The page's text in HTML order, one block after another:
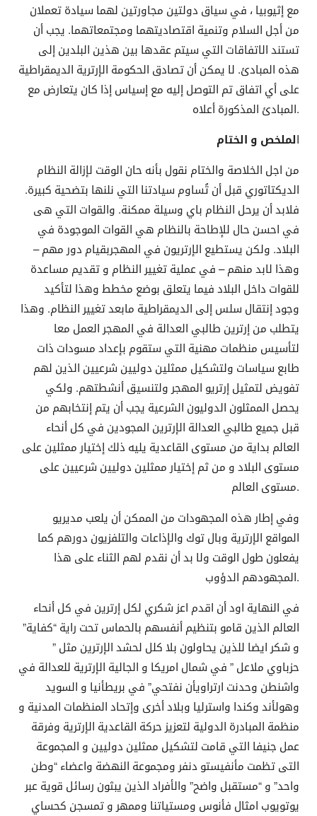
مع إثيوبيا ، في سياق دولتين مجاورتين لهما سيادة تعملان
من أجل السلام وتنمية اقتصاديتهما ومجتمعاتهما. يجب أن
تستند الاتفاقات التي سيتم عقدها بين هذين البلدين إلى
هذه المبادئ. لا يمكن أن تصادق الحكومة الإرترية الديمقراطية
على أي اتفاق تم التوصل إليه مع إسياس إذا كان يتعارض مع
المبادئ المذكورة أعلاه.
الملخص و الختام
من اجل الخلاصة والختام نقول بأنه حان الوقت لإزالة النظام
الديكتاتوري قبل أن تُساوم سيادتنا التي نلنها بتضحية كبيرة.
فلابد أن يرحل النظام باي وسيلة ممكنة. والقوات التي هى
في احسن حال للإطاحة بالنظام هي القوات الموجودة في
البلاد. ولكن يستطيع الإرتريون في المهجربقيام دور مهم –
وهذا لابد منهم – في عملية تغيير النظام و تقديم مساعدة
للقوات داخل البلاد فيما يتعلق بوضع مخطط وهذا لتأكيد
وجود إنتقال سلس إلى الديمقراطية مابعد تغيير النظام. وهذا
يتطلب من إرترين طالبي العدالة في المهجر العمل معا
لتأسيس منظمات مهنية التي ستقوم بإعداد مسودات ذات
طابع سياسات ولتشكيل ممثلين دوليين شرعيين الذين لهم
تفويض لتمثيل إرتريو المهجر ولتنسيق أنشطتهم. ولكي
يحصل الممثلون الدوليون الشرعية يجب أن يتم إنتخابهم من
قبل جميع طالبي العدالة الإرترين المجودين في كل أنحاء
العالم بداية من مستوى القاعدية يليه ذلك إختيار ممثلين على
مستوى البلاد و من ثم إختيار ممثلين دوليين شرعيين على
مستوى العالم.
وفي إطار هذه المجهودات من الممكن أن يلعب مديريو
المواقع الإرترية وبال توك والإذاعات والتلفزيون دورهم كما
يفعلون طول الوقت ولا بد أن نقدم لهم الثناء على هذا
المجهودهم الدؤوب.
في النهاية اود أن اقدم اعز شكري لكل إرترين في كل أنحاء
العالم الذين قامو بتنظيم أنفسهم بالحماس تحت راية “كفاية”
و شكر ايضا للذين يحاولون بلا كلل لحشد الإرترين مثل ”
حزباوي ملاعل ” في شمال امريكا و الجالية الإرترية للعدالة في
واشنطن وحدنت ارتراويأن نفتحي” في بريطأنيا و السويد
وهولأند وكندا واسترليا وبلاد أخرى وإتحاد المنظمات المدنية و
منظمة المبادرة الدولية لتعزيز حركة القاعدية الإرترية وفرقة
عمل جنيفا التي قامت لتشكيل ممثلين دوليين و المجموعة
التى تظمت مأنفيستو دنفر ومجموعة النهضة واعضاء “وطن
واحد” و “مستقبل واضح” والأفراد الذين يبثون رسائل قوية عبر
يوتويوب امثال فأنوس ومستياتنا وممهر و تمسجن كحساي